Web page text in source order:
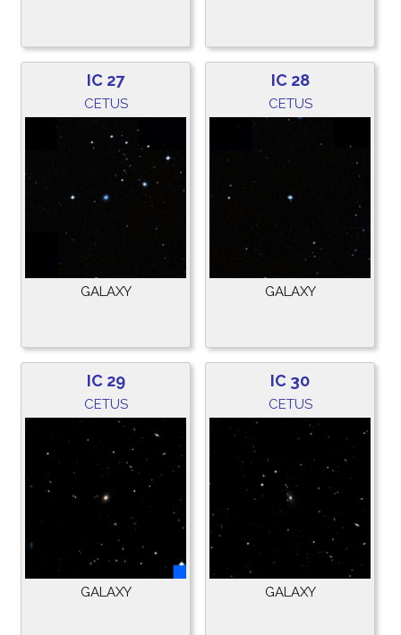
IC 27
CETUS
GALAXY
IC 28
CETUS
GALAXY
IC 29
CETUS
GALAXY
IC 30
CETUS
GALAXY